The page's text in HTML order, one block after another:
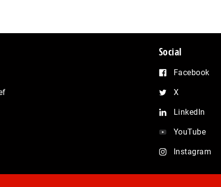
Social
Facebook
X
LinkedIn
YouTube
Instagram